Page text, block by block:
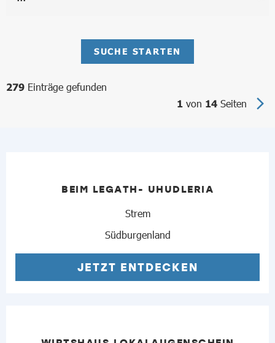
SUCHE STARTEN
279 Einträge gefunden
1 von 14 Seiten
BEIM LEGATH- UHUDLERIA
Strem
Südburgenland
JETZT ENTDECKEN